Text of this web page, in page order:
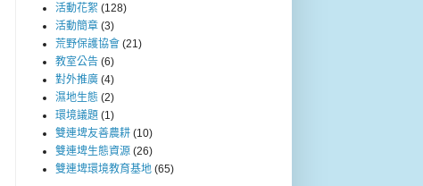
活動花絮 (128)
活動簡章 (3)
荒野保護協會 (21)
教室公告 (6)
對外推廣 (4)
濕地生態 (2)
環境議題 (1)
雙連埤友善農耕 (10)
雙連埤生態資源 (26)
雙連埤環境教育基地 (65)